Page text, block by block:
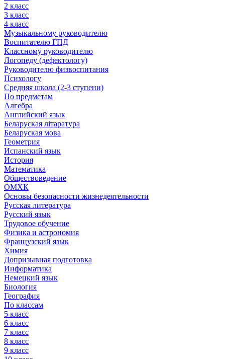
2 класс
3 класс
4 класс
Музыкальному руководителю
Воспитателю ГПД
Классному руководителю
Логопеду (дефектологу)
Руководителю физвоспитания
Психологу
Средняя школа (2-3 ступени)
По предметам
Алгебра
Английский язык
Беларуская літаратура
Беларуская мова
Геометрия
Испанский язык
История
Математика
Обществоведение
ОМХК
Основы безопасности жизнедеятельности
Русская литература
Русский язык
Трудовое обучение
Физика и астрономия
Французский язык
Химия
Допризывная подготовка
Информатика
Немецкий язык
Биология
География
По классам
5 класс
6 класс
7 класс
8 класс
9 класс